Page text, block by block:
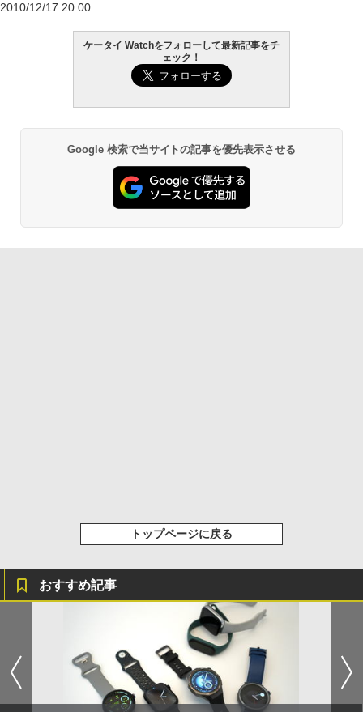
2010/12/17 20:00
ケータイ Watchをフォローして最新記事をチ
ェック！
Google 検索で当サイトの記事を優先表示させる
トップページに戻る
おすすめ記事